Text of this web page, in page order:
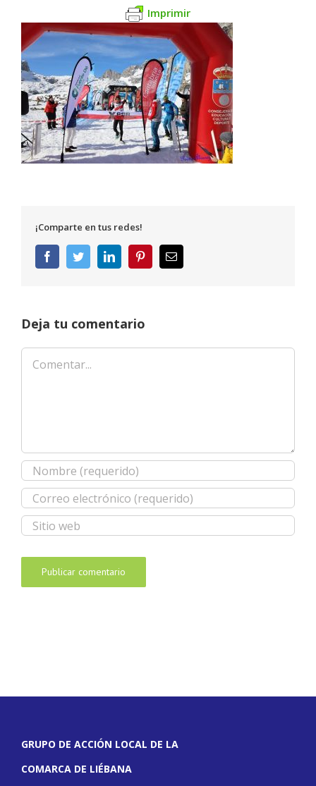
Imprimir
¡Comparte en tus redes!
FacebookTwitterLinkedInPinterestCorreo
electrónico
Deja tu comentario
Comentar
GRUPO DE ACCIÓN LOCAL DE LA
COMARCA DE LIÉBANA